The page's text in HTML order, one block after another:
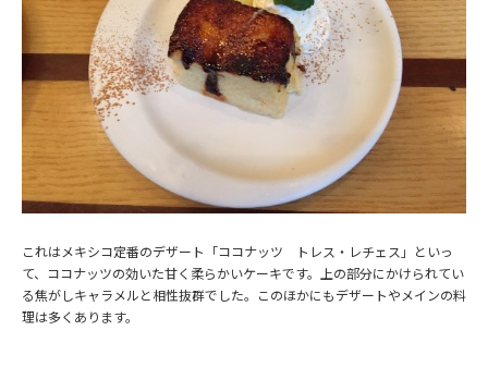
これはメキシコ定番のデザート「ココナッツ トレス・レチェス」といっ
て、ココナッツの効いた甘く柔らかいケーキです。上の部分にかけられてい
る焦がしキャラメルと相性抜群でした。このほかにもデザートやメインの料
理は多くあります。